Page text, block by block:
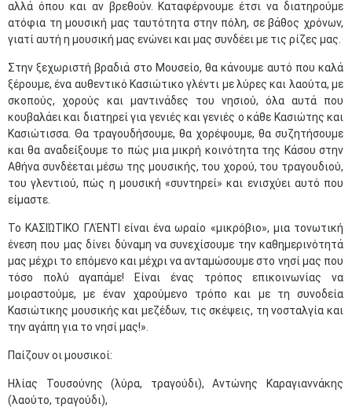
αλλά όπου και αν βρεθούν. Καταφέρνουμε έτσι να διατηρούμε
ατόφια τη μουσική μας ταυτότητα στην πόλη, σε βάθος χρόνων,
γιατί αυτή η μουσική μας ενώνει και μας συνδέει με τις ρίζες μας.
Στην ξεχωριστή βραδιά στο Μουσείο, θα κάνουμε αυτό που καλά
ξέρουμε, ένα αυθεντικό Κασιώτικο γλέντι με λύρες και λαούτα, με
σκοπούς, χορούς και μαντινάδες του νησιού, όλα αυτά που
κουβαλάει και διατηρεί για γενιές και γενιές ο κάθε Κασιώτης και
Κασιώτισσα. Θα τραγουδήσουμε, θα χορέψουμε, θα συζητήσουμε
και θα αναδείξουμε το πώς μια μικρή κοινότητα της Κάσου στην
Αθήνα συνδέεται μέσω της μουσικής, του χορού, του τραγουδιού,
του γλεντιού, πώς η μουσική «συντηρεί» και ενισχύει αυτό που
είμαστε.
Το ΚΑΣΙΏΤΙΚΟ ΓΛΈΝΤΙ είναι ένα ωραίο «μικρόβιο», μια τονωτική
ένεση που μας δίνει δύναμη να συνεχίσουμε την καθημερινότητά
μας μέχρι το επόμενο και μέχρι να ανταμώσουμε στο νησί μας που
τόσο πολύ αγαπάμε! Είναι ένας τρόπος επικοινωνίας να
μοιραστούμε, με έναν χαρούμενο τρόπο και με τη συνοδεία
Κασιώτικης μουσικής και μεζέδων, τις σκέψεις, τη νοσταλγία και
την αγάπη για το νησί μας!».
Παίζουν οι μουσικοί:
Ηλίας Τουσούνης (λύρα, τραγούδι), Αντώνης Καραγιαννάκης
(λαούτο, τραγούδι),